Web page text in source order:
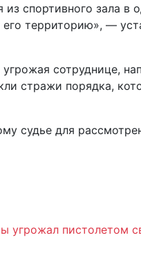
спортивного зала в
территорию», —
сотруднице,
стражи порядка,
судье для
угрожал пистолетом